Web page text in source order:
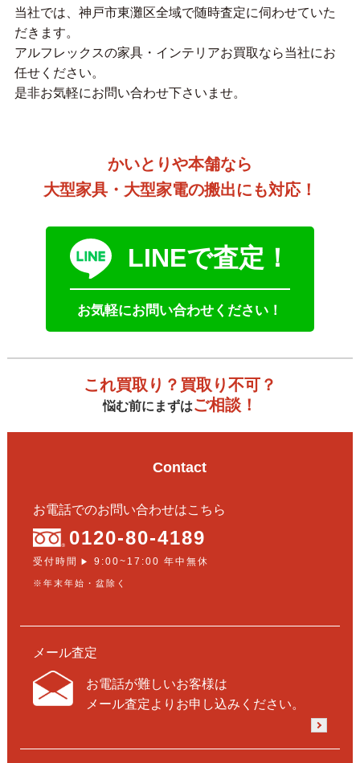
当社では、神戸市東灘区全域で随時査定に伺わせていた
だきます。
アルフレックスの家具・インテリアお買取なら当社にお
任せください。
是非お気軽にお問い合わせ下さいませ。
かいとりや本舗なら
大型家具・大型家電の搬出にも対応！
LINEで査定！
お気軽にお問い合わせください！
これ買取り？買取り不可？
悩む前にまずはご相談！
Contact
お電話でのお問い合わせはこちら
0120-80-4189
受付時間 ▶ 9:00~17:00 年中無休
※年末年始・盆除く
メール査定
お電話が難しいお客様は
メール査定よりお申し込みください。